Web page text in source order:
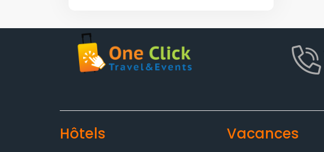
Hôtels Vacances